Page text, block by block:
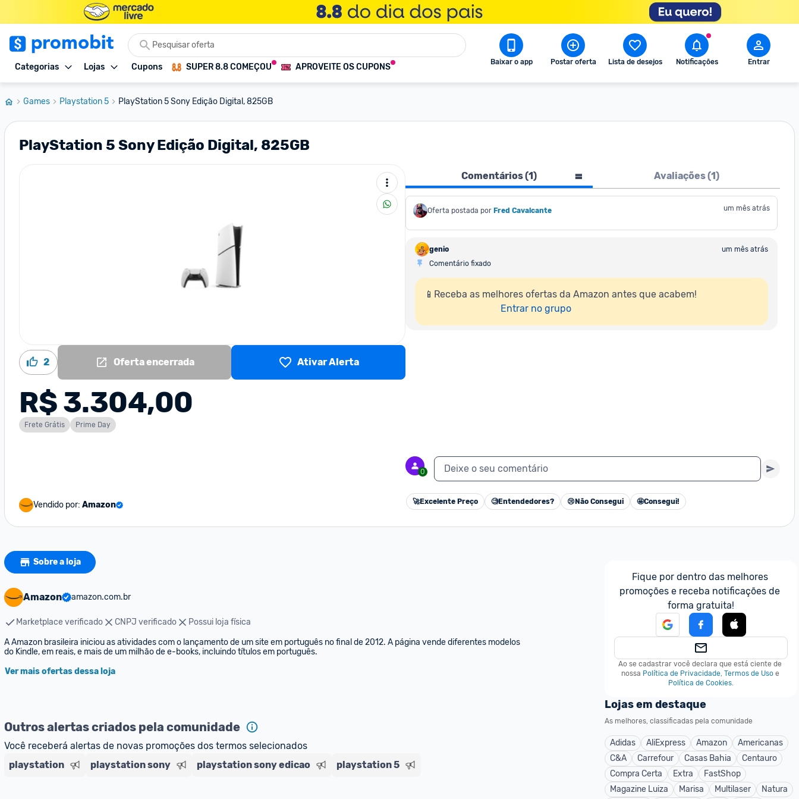
Categorias Lojas Cupons SUPER 8.8 COMEÇOU APROVEITE OS CUPONS Baixar o app Postar oferta Lista de desejos Notificações Entrar
Games Playstation 5 PlayStation 5 Sony Edição Digital, 825GB
PlayStation 5 Sony Edição Digital, 825GB
2 Oferta encerrada Ativar Alerta
R$ 3.304,00
Frete Grátis Prime Day
Vendido por: Amazon
Comentários (1) Avaliações (1)
Oferta postada por Fred Cavalcante um mês atrás
genio
um mês atrás
Comentário fixado
📱Receba as melhores ofertas da Amazon antes que acabem!
Entrar no grupo
0 Deixe o seu comentário
🚀Excelente Preço 🧐Entendedores? 😢 Não Consegui 🤩Consegui!
Sobre a loja
Amazon amazon.com.br
Marketplace verificado CNPJ verificado
Possui loja física
A Amazon brasileira iniciou as atividades com o lançamento de um site em português no final de 2012. A página vende diferentes modelos
do Kindle, em reais, e mais de um milhão de e-books, incluindo títulos em português.
Ver mais ofertas dessa loja
Outros alertas criados pela comunidade
Você receberá alertas de novas promoções dos termos selecionados
playstation
playstation sony playstation sony edicao playstation 5
Fique por dentro das melhores
promoções e receba notificações de
forma gratuita!
Ao se cadastrar você declara que está ciente de
nossa Política de Privacidade, Termos de Uso e
Política de Cookies.
Lojas em destaque
As melhores, classificadas pela comunidade
Adidas AliExpress Amazon
Americanas
C&A
Carrefour Casas Bahia
Centauro
Compra Certa
Extra
FastShop
Magazine Luiza
Marisa Multilaser
Natura